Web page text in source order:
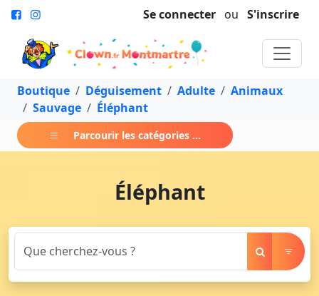
Se connecter ou S'inscrire
Boutique Déguisement Adulte
Animaux
Sauvage
Éléphant
Parcourir les catégories ...
Éléphant